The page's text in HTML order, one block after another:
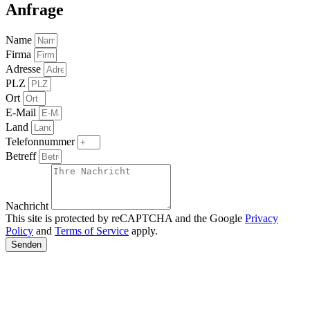
Anfrage
Name
Firma
Adresse
PLZ
Ort
E-Mail
Land
Telefonnummer
Betreff
Nachricht
This site is protected by reCAPTCHA and the Google Privacy
Policy and Terms of Service apply.
Senden